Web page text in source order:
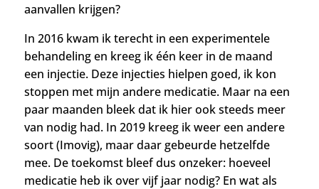
aanvallen krijgen?
In 2016 kwam ik terecht in een experimentele
behandeling en kreeg ik één keer in de maand
een injectie. Deze injecties hielpen goed, ik kon
stoppen met mijn andere medicatie. Maar na een
paar maanden bleek dat ik hier ook steeds meer
van nodig had. In 2019 kreeg ik weer een andere
soort (Imovig), maar daar gebeurde hetzelfde
mee. De toekomst bleef dus onzeker: hoeveel
medicatie heb ik over vijf jaar nodig? En wat als